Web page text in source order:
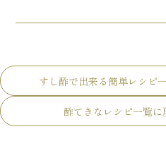
すし酢で出来る簡単レシピ
酢てきなレシピ一覧に